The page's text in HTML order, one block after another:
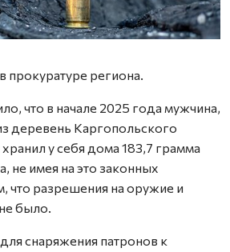
региона.
что в начале 2025 года мужчина,
деревень Каргопольского
у себя дома 183,7 грамма
не имея на это законных
что разрешения на оружие и
было.
снаряжения патронов к